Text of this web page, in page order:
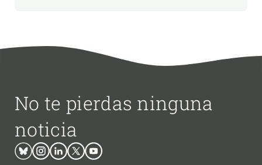
No te pierdas ninguna
noticia
BlueskyInstagram
LinkedinTwitterYoutube